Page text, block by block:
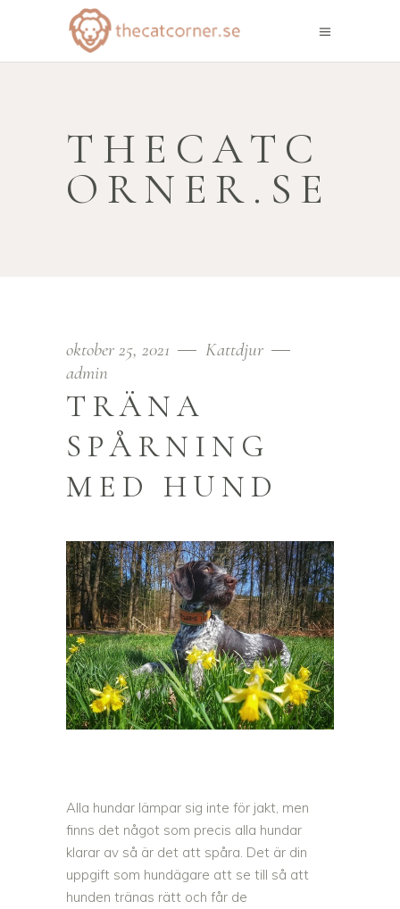
THECATC
ORNER.SE
oktober 25, 2021
Kattdjur
admin
TRÄNA
SPÅRNING
MED HUND
Alla hundar lämpar sig inte för jakt, men
finns det något som precis alla hundar
klarar av så är det att spåra. Det är din
uppgift som hundägare att se till så att
hunden tränas rätt och får de